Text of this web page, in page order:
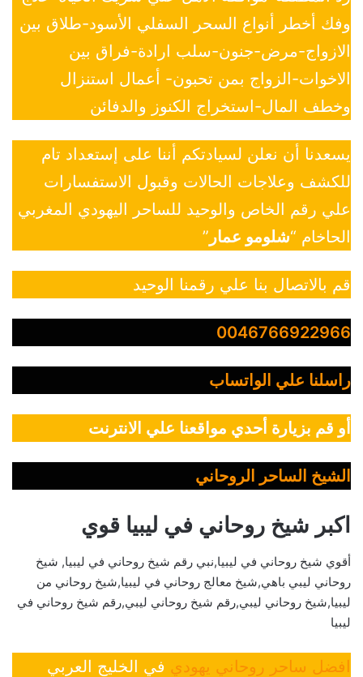
وفك أخطر أنواع السحر السفلي الأسود-طلاق بين
الازواج-مرض-جنون-سلب ارادة-فراق بين
الاخوات-الزواج بمن تحبون- أعمال استنزال
وخطف المال-استخراج الكنوز والدفائن
يسعدنا أن نعلن لسيادتكم أننا على إستعداد تام
للكشف وعلاجات الحالات وقبول الاستفسارات
علي رقم الخاص والوحيد للساحر اليهودي المغربي
الحاخام “شلومو عمار ”
قم بالاتصال بنا علي رقمنا الوحيد
0046766922966
راسلنا علي الواتساب
أو قم بزيارة أحدي مواقعنا علي الانترنت
الشيخ الساحر الروحاني
اكبر شيخ روحاني في ليبيا قوي
أقوي شيخ روحاني في ليبيا,نبي رقم شيخ روحاني في ليبيا, شيخ
روحاني ليبي باهي,شيخ معالج روحاني في ليبيا,شيخ روحاني من
ليبيا,شيخ روحاني ليبي,رقم شيخ روحاني ليبي,رقم شيخ روحاني في
ليبيا
افضل ساحر روحاني يهودي في الخليج العربي